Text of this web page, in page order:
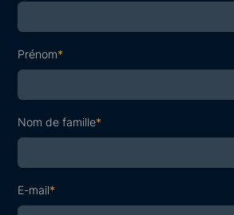
Prénom*
Nom de famille*
E-mail*